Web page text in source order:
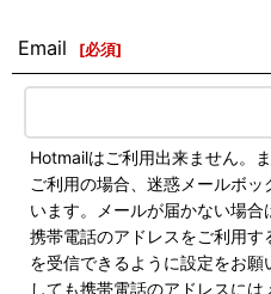
Email [必須]
Hotmailはご利用出来ません。
ご利用の場合、迷惑メールボ
います。メールが届かない場合
携帯電話のアドレスをご利用
を受信できるように設定をお
しても携帯電話のアドレスに